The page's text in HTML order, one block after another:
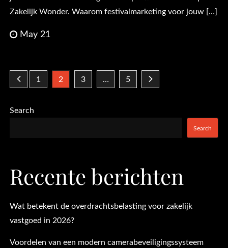
Zakelijk Wonder. Waarom festivalmarketing voor jouw […]
May 21
Posts
pagination
1 2 3 … 5
Search
Search
Recente berichten
Wat betekent de overdrachtsbelasting voor zakelijk
vastgoed in 2026?
Voordelen van een modern camerabeveiligingssysteem